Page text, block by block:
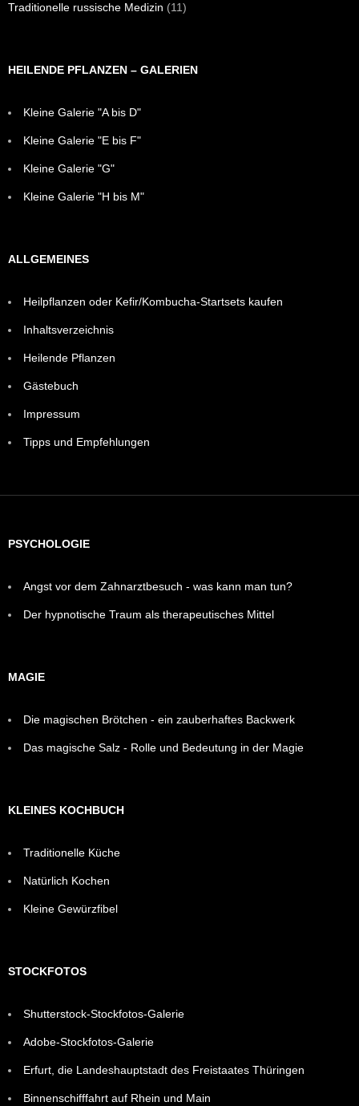
Traditionelle russische Medizin (11)
HEILENDE PFLANZEN – GALERIEN
Kleine Galerie "A bis D"
Kleine Galerie "E bis F"
Kleine Galerie "G"
Kleine Galerie "H bis M"
ALLGEMEINES
Heilpflanzen oder Kefir/Kombucha-Startsets kaufen
Inhaltsverzeichnis
Heilende Pflanzen
Gästebuch
Impressum
Tipps und Empfehlungen
PSYCHOLOGIE
Angst vor dem Zahnarztbesuch - was kann man tun?
Der hypnotische Traum als therapeutisches Mittel
MAGIE
Die magischen Brötchen - ein zauberhaftes Backwerk
Das magische Salz - Rolle und Bedeutung in der Magie
KLEINES KOCHBUCH
Traditionelle Küche
Natürlich Kochen
Kleine Gewürzfibel
STOCKFOTOS
Shutterstock-Stockfotos-Galerie
Adobe-Stockfotos-Galerie
Erfurt, die Landeshauptstadt des Freistaates Thüringen
Binnenschifffahrt auf Rhein und Main